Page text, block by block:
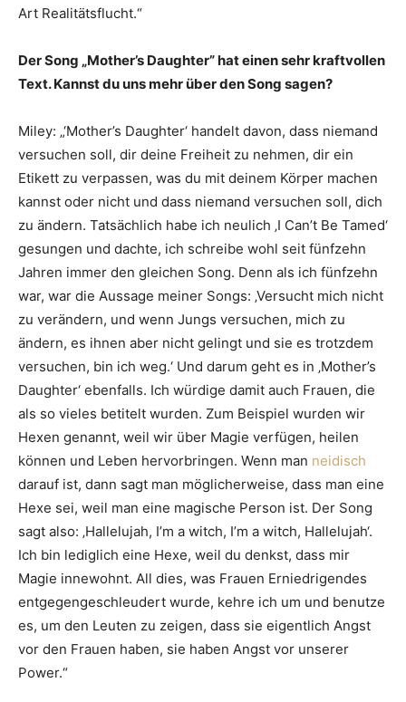
Art Realitätsflucht.“
Der Song „Mother’s Daughter” hat einen sehr kraftvollen
Text. Kannst du uns mehr über den Song sagen?
Miley: „‘Mother’s Daughter‘ handelt davon, dass niemand
versuchen soll, dir deine Freiheit zu nehmen, dir ein
Etikett zu verpassen, was du mit deinem Körper machen
kannst oder nicht und dass niemand versuchen soll, dich
zu ändern. Tatsächlich habe ich neulich ‚I Can’t Be Tamed‘
gesungen und dachte, ich schreibe wohl seit fünfzehn
Jahren immer den gleichen Song. Denn als ich fünfzehn
war, war die Aussage meiner Songs: ‚Versucht mich nicht
zu verändern, und wenn Jungs versuchen, mich zu
ändern, es ihnen aber nicht gelingt und sie es trotzdem
versuchen, bin ich weg.‘ Und darum geht es in ‚Mother’s
Daughter‘ ebenfalls. Ich würdige damit auch Frauen, die
als so vieles betitelt wurden. Zum Beispiel wurden wir
Hexen genannt, weil wir über Magie verfügen, heilen
können und Leben hervorbringen. Wenn man neidisch
darauf ist, dann sagt man möglicherweise, dass man eine
Hexe sei, weil man eine magische Person ist. Der Song
sagt also: ‚Hallelujah, I’m a witch, I’m a witch, Hallelujah‘.
Ich bin lediglich eine Hexe, weil du denkst, dass mir
Magie innewohnt. All dies, was Frauen Erniedrigendes
entgegengeschleudert wurde, kehre ich um und benutze
es, um den Leuten zu zeigen, dass sie eigentlich Angst
vor den Frauen haben, sie haben Angst vor unserer
Power.“